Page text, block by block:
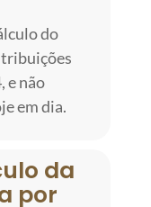
do
e não
em dia.
da
por